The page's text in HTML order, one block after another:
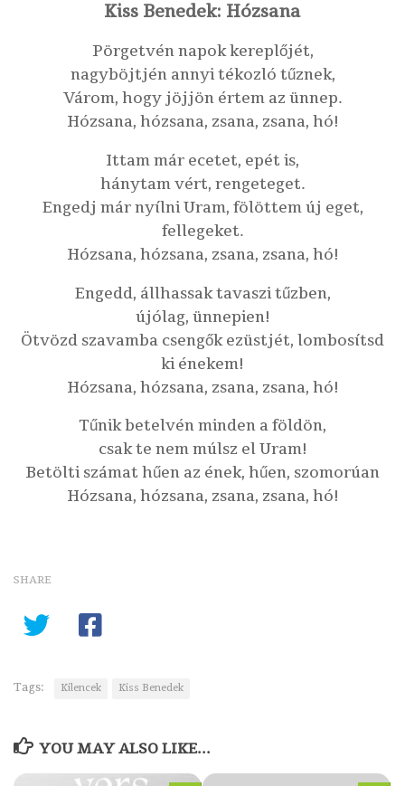
Kiss Benedek: Hózsana
Pörgetvén napok kereplőjét,
nagyböjtjén annyi tékozló tűznek,
Várom, hogy jöjjön értem az ünnep.
Hózsana, hózsana, zsana, zsana, hó!
Ittam már ecetet, epét is,
hánytam vért, rengeteget.
Engedj már nyílni Uram, fölöttem új eget,
fellegeket.
Hózsana, hózsana, zsana, zsana, hó!
Engedd, állhassak tavaszi tűzben,
újólag, ünnepien!
Ötvözd szavamba csengők ezüstjét, lombosítsd
ki énekem!
Hózsana, hózsana, zsana, zsana, hó!
Tűnik betelvén minden a földön,
csak te nem múlsz el Uram!
Betölti számat hűen az ének, hűen, szomorúan
Hózsana, hózsana, zsana, zsana, hó!
SHARE
Tags: Kilencek Kiss Benedek
YOU MAY ALSO LIKE...